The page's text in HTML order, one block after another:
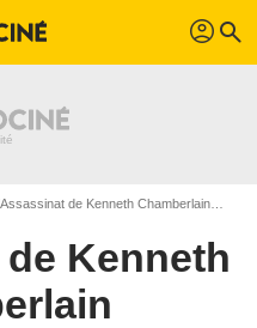
profil search
de Kenneth Chamberlain
Kenneth